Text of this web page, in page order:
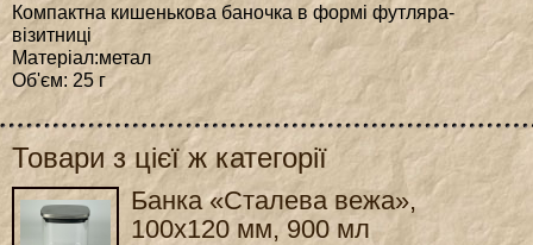
Компактна кишенькова баночка в формі футляра-
візитниці
Матеріал:метал
Об'єм: 25 г
Товари з цієї ж категорії
Банка «Сталева вежа»,
100x120 мм, 900 мл